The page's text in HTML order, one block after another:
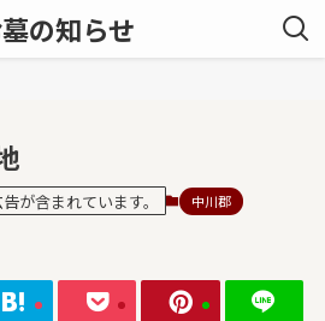
の知らせ
が含まれています。 中川郡